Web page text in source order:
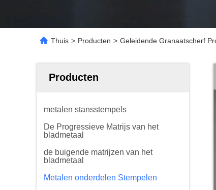
Thuis > Producten > Geleidende Granaatscherf
Producten
metalen stansstempels
De Progressieve Matrijs van het
bladmetaal
de buigende matrijzen van het
bladmetaal
Metalen onderdelen Stempelen